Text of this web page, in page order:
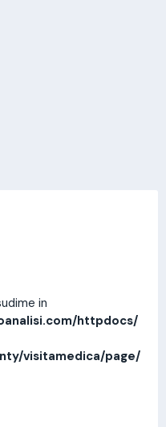
in
httpdocs/
visitamedica/page/